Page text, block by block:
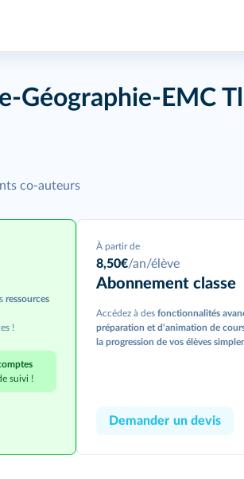
Géographie-EMC
co-auteurs
ressources
!
suivi !
À partir de
8,50€/an/élève
Abonnement classe
Accédez à des fonctionnalités
préparation et d'animation de
la progression de vos élèves
Demander un devis